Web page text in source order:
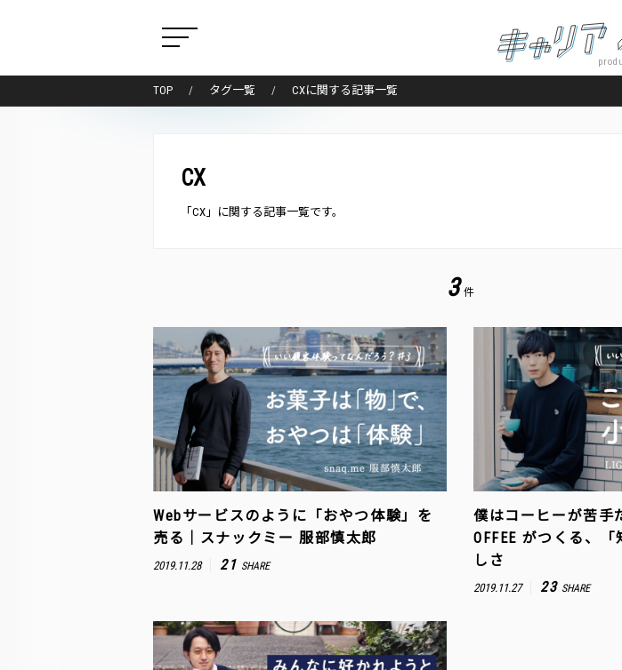
TOP タグ一覧 CXに関する記事一覧
CX
「CX」に関する記事一覧です。
3 件
Webサービスのように「おやつ体験」を
売る｜スナックミー 服部慎太郎
2019.11.28 21 SHARE
僕はコーヒーが苦手
OFFEE がつくる、
しさ
2019.11.27 23 SHARE